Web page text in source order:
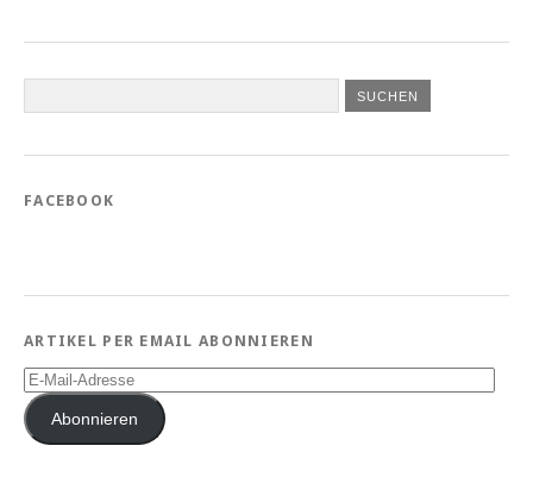
FACEBOOK
ARTIKEL PER EMAIL ABONNIEREN
E-
Mail-
AdresseAbonnieren